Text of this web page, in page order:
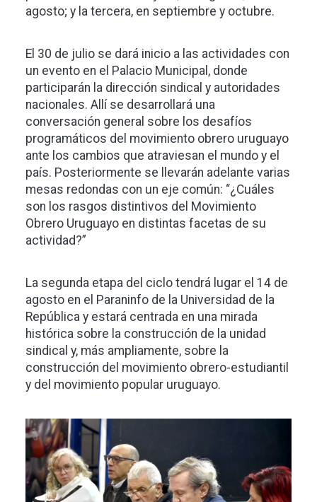
agosto; y la tercera, en septiembre y octubre.
El 30 de julio se dará inicio a las actividades con
un evento en el Palacio Municipal, donde
participarán la dirección sindical y autoridades
nacionales. Allí se desarrollará una
conversación general sobre los desafíos
programáticos del movimiento obrero uruguayo
ante los cambios que atraviesan el mundo y el
país. Posteriormente se llevarán adelante varias
mesas redondas con un eje común: “¿Cuáles
son los rasgos distintivos del Movimiento
Obrero Uruguayo en distintas facetas de su
actividad?”
La segunda etapa del ciclo tendrá lugar el 14 de
agosto en el Paraninfo de la Universidad de la
República y estará centrada en una mirada
histórica sobre la construcción de la unidad
sindical y, más ampliamente, sobre la
construcción del movimiento obrero-estudiantil
y del movimiento popular uruguayo.
Imagen